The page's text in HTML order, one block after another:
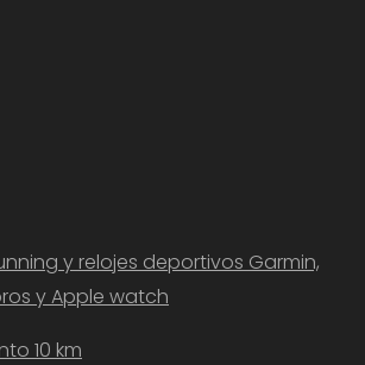
y relojes deportivos Garmin,
y Apple watch
10 km